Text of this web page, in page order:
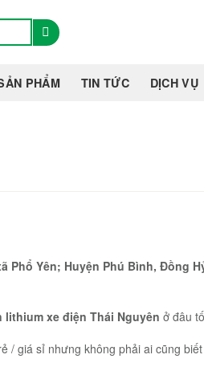
PHẨM TIN TỨC DỊCH VỤ
Yên; Huyện Phú Bình, Đồng
lithium xe điện Thái Nguyên ở đâu
/ giá sỉ nhưng không phải ai cũng